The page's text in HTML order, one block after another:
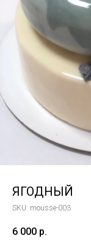
ЯГОДНЫЙ
SKU: mousse-003
6 000 р.